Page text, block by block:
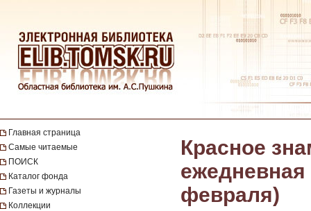
Главная страница
Самые читаемые
ПОИСК
Каталог фонда
Газеты и журналы
Коллекции
Красное
ежедневная
февраля)